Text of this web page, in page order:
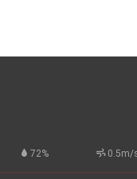
72% 0.5m/